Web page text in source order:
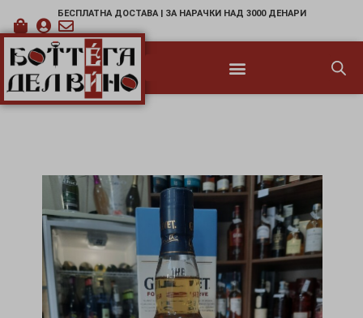
БЕСПЛАТНА ДОСТАВА | ЗА НАРАЧКИ НАД 3000 ДЕНАРИ